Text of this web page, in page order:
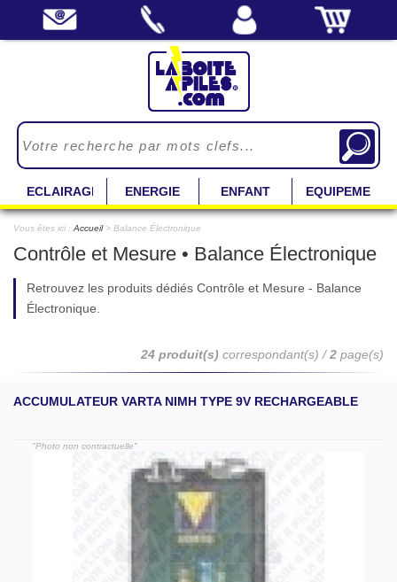
ECLAIRAGE ENERGIE ENFANT EQUIPEMENT
Vous êtes ici : Accueil> Balance Électronique
Contrôle et Mesure • Balance Électronique
Retrouvez les produits dédiés Contrôle et Mesure - Balance
Électronique.
24 produit(s) correspondant(s) /2 page(s)
ACCUMULATEUR VARTA NIMH TYPE 9V RECHARGEABLE
"Photo non contractuelle"